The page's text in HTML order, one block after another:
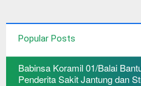
Popular Posts
Babinsa Koramil 01/Balai
Penderita Sakit Jantung dan